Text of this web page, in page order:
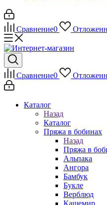
Сравнение0
Сравнение0
Каталог
Назад
Каталог
Пряжа в бобинах
Назад
Пряжа в
Альпака
Ангора
Бамбук
Букле
Верблюд
Кашемир